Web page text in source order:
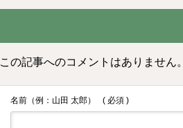
この記事へのコメントはありません。
名前（例：山田 太郎） ( 必須 )